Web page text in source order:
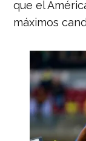
que el
máximos